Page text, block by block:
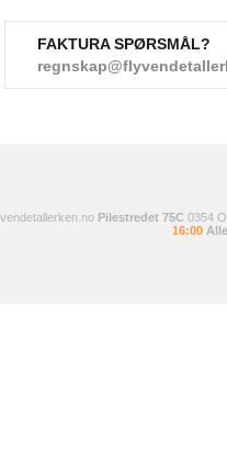
FAKTURA SPØRSMÅL?
Pilestredet 75C 0354
16:00